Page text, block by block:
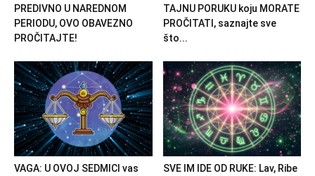
PREDIVNO U NAREDNOM
PERIODU, OVO OBAVEZNO
PROČITAJTE!
TAJNU PORUKU koju MORATE
PROČITATI, saznajte sve
što...
VAGA: U OVOJ SEDMICI vas
SVE IM IDE OD RUKE: Lav, Ribe